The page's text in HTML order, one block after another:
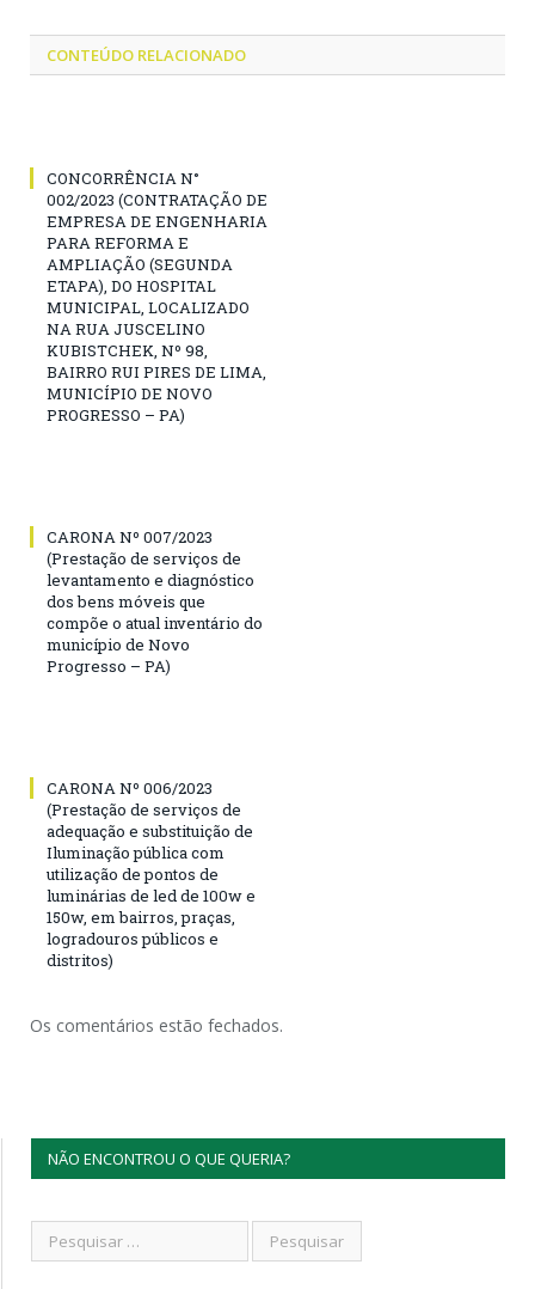
CONTEÚDO RELACIONADO
CONCORRÊNCIA N°
002/2023 (CONTRATAÇÃO DE
EMPRESA DE ENGENHARIA
PARA REFORMA E
AMPLIAÇÃO (SEGUNDA
ETAPA), DO HOSPITAL
MUNICIPAL, LOCALIZADO
NA RUA JUSCELINO
KUBISTCHEK, Nº 98,
BAIRRO RUI PIRES DE LIMA,
MUNICÍPIO DE NOVO
PROGRESSO – PA)
CARONA Nº 007/2023
(Prestação de serviços de
levantamento e diagnóstico
dos bens móveis que
compõe o atual inventário do
município de Novo
Progresso – PA)
CARONA Nº 006/2023
(Prestação de serviços de
adequação e substituição de
Iluminação pública com
utilização de pontos de
luminárias de led de 100w e
150w, em bairros, praças,
logradouros públicos e
distritos)
Os comentários estão fechados.
NÃO ENCONTROU O QUE QUERIA?